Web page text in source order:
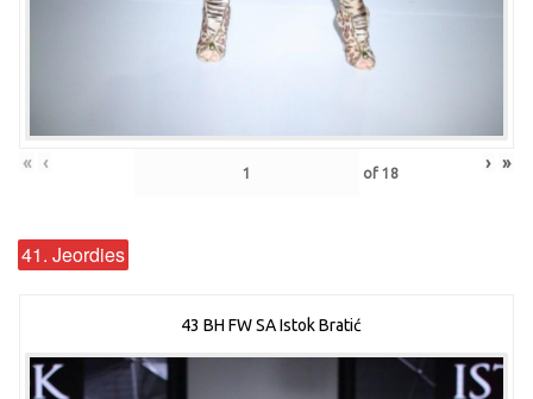
« ‹ of 18 › »
41. Jeordies
43 BH FW SA Istok Bratić